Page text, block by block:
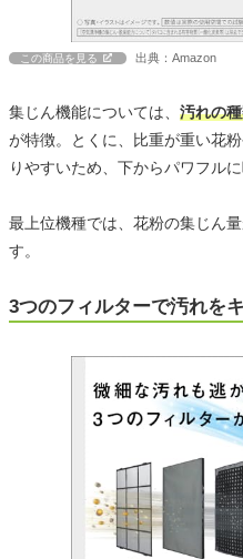
この商品を見る 出典：Amazon
集じん機能については、 汚れの
が特徴。とくに、比重が重い花
りやすいため、下からパワフルに
最上位機種では、花粉の集じん
す。
3つのフィルターで汚れを